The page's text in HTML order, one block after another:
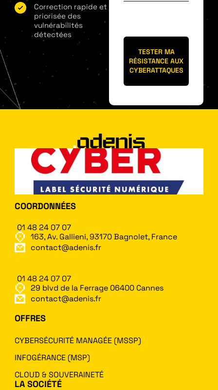
Correction rapide et
priorisée des
vulnérabilités
détectées
TESTER MA
RÉSISTANCE AUX
CYBERATTAQUES
COORDONNÉES
01 48 24 07 07
163, Av. Gallieni, 93170 Bagnolet, France
contact@adenis.fr
01 48 24 07 07
29 blvd de la Ferrage 06400 Cannes
contact@adenis.fr
OFFRES
CYBERSÉCURITÉ MANAGÉE (MSSP)
INFOGÉRANCE (MSP)
CLOUD & SOUVERAINETÉ
LA SOCIÉTÉ